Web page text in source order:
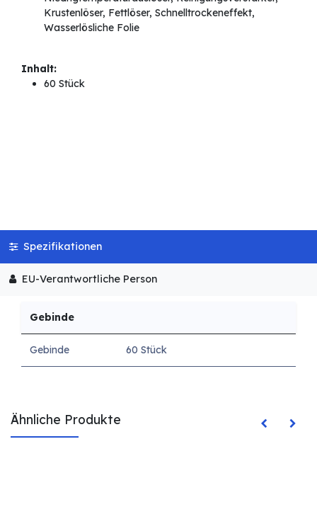
Krustenlöser, Fettlöser, Schnelltrockeneffekt,
Wasserlösliche Folie
Inhalt:
60 Stück
Spezifikationen
EU-Verantwortliche Person
Gebinde
Gebinde 60 Stück
Ähnliche Produkte